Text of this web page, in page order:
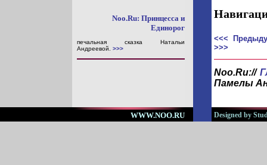
Noo.Ru: Принцесса и
Единорог
печальная сказка Натальи
Андреевой. >>>
<<<
>>>
Noo.Ru://
Памелы
WWW.NOO.RU Designed by